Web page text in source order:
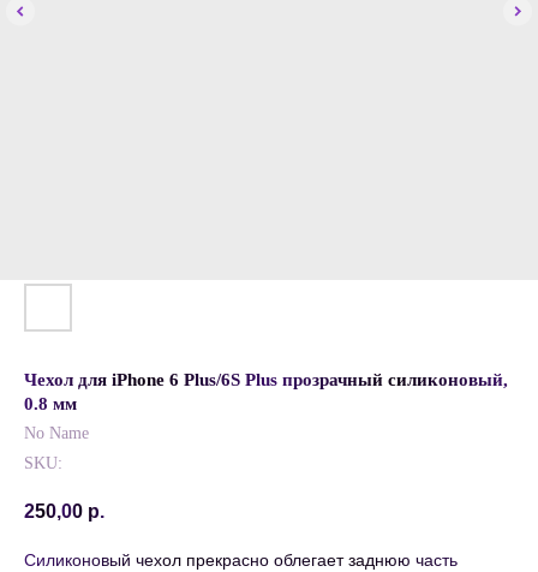
Чехол для iPhone 6 Plus/6S Plus прозрачный силиконовый,
0.8 мм
No Name
SKU:
250,00 р.
Силиконовый чехол прекрасно облегает заднюю часть